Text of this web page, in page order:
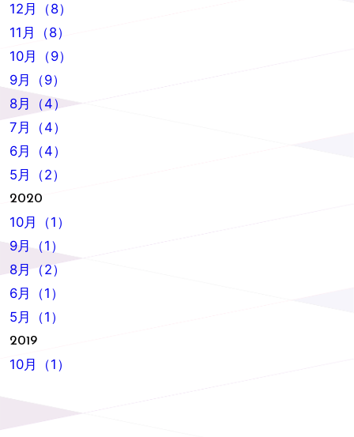
12月（8）
11月（8）
10月（9）
9月（9）
8月（4）
7月（4）
6月（4）
5月（2）
2020
10月（1）
9月（1）
8月（2）
6月（1）
5月（1）
2019
10月（1）